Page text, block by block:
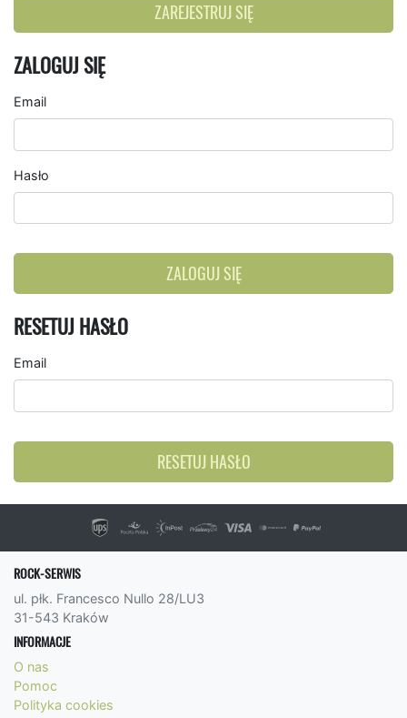
ZAREJESTRUJ SIĘ
ZALOGUJ SIĘ
Email
Hasło
ZALOGUJ SIĘ
RESETUJ HASŁO
Email
RESETUJ HASŁO
ROCK-SERWIS
ul. płk. Francesco Nullo 28/LU3
31-543 Kraków
INFORMACJE
O nas
Pomoc
Polityka cookies